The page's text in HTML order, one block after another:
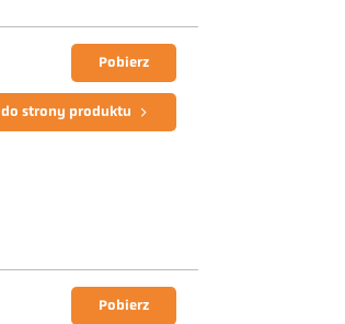
Pobierz
do strony produktu
Pobierz